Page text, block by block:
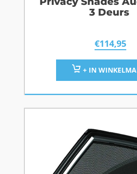
3 Deurs
€114,95
+ IN